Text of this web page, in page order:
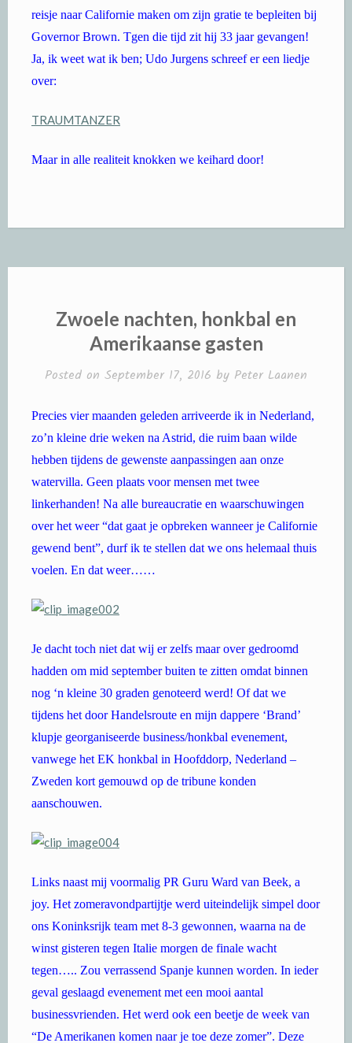
reisje naar Californie maken om zijn gratie te bepleiten bij
Governor Brown. Tgen die tijd zit hij 33 jaar gevangen!
Ja, ik weet wat ik ben; Udo Jurgens schreef er een liedje
over:
TRAUMTANZER
Maar in alle realiteit knokken we keihard door!
Zwoele nachten, honkbal en
Amerikaanse gasten
Posted on September 17, 2016 by Peter Laanen
Precies vier maanden geleden arriveerde ik in Nederland,
zo’n kleine drie weken na Astrid, die ruim baan wilde
hebben tijdens de gewenste aanpassingen aan onze
watervilla. Geen plaats voor mensen met twee
linkerhanden! Na alle bureaucratie en waarschuwingen
over het weer “dat gaat je opbreken wanneer je Californie
gewend bent”, durf ik te stellen dat we ons helemaal thuis
voelen. En dat weer……
Je dacht toch niet dat wij er zelfs maar over gedroomd
hadden om mid september buiten te zitten omdat binnen
nog ‘n kleine 30 graden genoteerd werd! Of dat we
tijdens het door Handelsroute en mijn dappere ‘Brand’
klupje georganiseerde business/honkbal evenement,
vanwege het EK honkbal in Hoofddorp, Nederland –
Zweden kort gemouwd op de tribune konden
aanschouwen.
Links naast mij voormalig PR Guru Ward van Beek, a
joy. Het zomeravondpartijtje werd uiteindelijk simpel door
ons Koninksrijk team met 8-3 gewonnen, waarna na de
winst gisteren tegen Italie morgen de finale wacht
tegen….. Zou verrassend Spanje kunnen worden. In ieder
geval geslaagd evenement met een mooi aantal
businessvrienden. Het werd ook een beetje de week van
“De Amerikanen komen naar je toe deze zomer”. Deze